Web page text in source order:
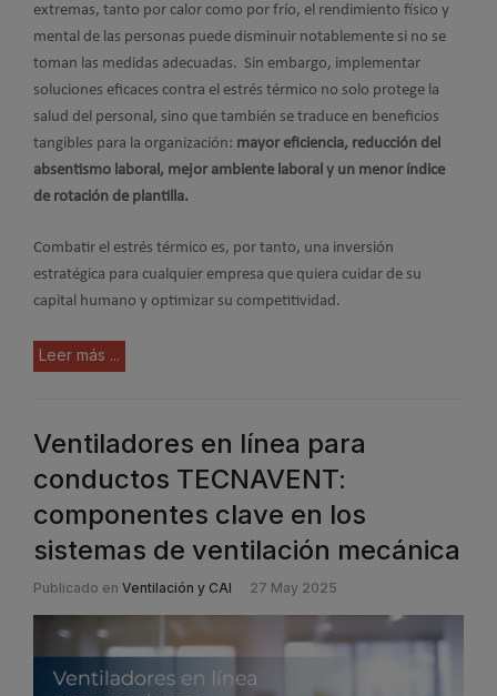
extremas, tanto por calor como por frío, el rendimiento físico y
mental de las personas puede disminuir notablemente si no se
toman las medidas adecuadas. Sin embargo, implementar
soluciones eficaces contra el estrés térmico no solo protege la
salud del personal, sino que también se traduce en beneficios
tangibles para la organización: mayor eficiencia, reducción del
absentismo laboral, mejor ambiente laboral y un menor índice
de rotación de plantilla.
Combatir el estrés térmico es, por tanto, una inversión
estratégica para cualquier empresa que quiera cuidar de su
capital humano y optimizar su competitividad.
Leer más ...
Ventiladores en línea para
conductos TECNAVENT:
componentes clave en los
sistemas de ventilación mecánica
Publicado en Ventilación y CAI 27 May 2025